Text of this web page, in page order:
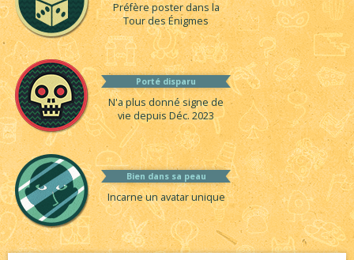
Préfère poster dans la
Tour des Énigmes
Porté disparu
N'a plus donné signe de
vie depuis Déc. 2023
Bien dans sa peau
Incarne un avatar unique